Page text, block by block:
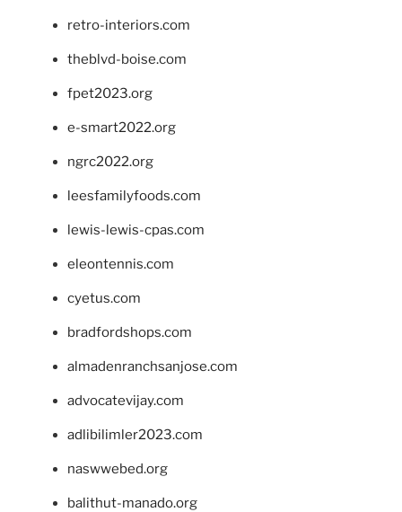
retro-interiors.com
theblvd-boise.com
fpet2023.org
e-smart2022.org
ngrc2022.org
leesfamilyfoods.com
lewis-lewis-cpas.com
eleontennis.com
cyetus.com
bradfordshops.com
almadenranchsanjose.com
advocatevijay.com
adlibilimler2023.com
naswwebed.org
balithut-manado.org